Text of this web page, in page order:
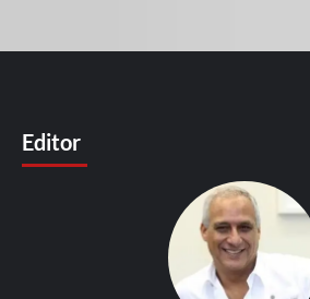
Editor